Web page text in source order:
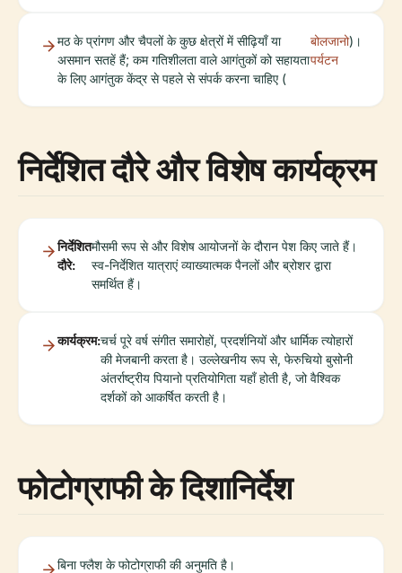
मठ के प्रांगण और चैपलों के कुछ क्षेत्रों में सीढ़ियाँ या
असमान सतहें हैं; कम गतिशीलता वाले आगंतुकों को सहायता
के लिए आगंतुक केंद्र से पहले से संपर्क करना चाहिए (
बोलजानो
पर्यटन
)।
निर्देशित दौरे और विशेष कार्यक्रम
निर्देशित
दौरे:
मौसमी रूप से और विशेष आयोजनों के दौरान पेश किए जाते हैं।
स्व-निर्देशित यात्राएं व्याख्यात्मक पैनलों और ब्रोशर द्वारा
समर्थित हैं।
कार्यक्रम:चर्च पूरे वर्ष संगीत समारोहों, प्रदर्शनियों और धार्मिक त्योहारों
की मेजबानी करता है। उल्लेखनीय रूप से, फेरुचियो बुसोनी
अंतर्राष्ट्रीय पियानो प्रतियोगिता यहाँ होती है, जो वैश्विक
दर्शकों को आकर्षित करती है।
फोटोग्राफी के दिशानिर्देश
बिना फ्लैश के फोटोग्राफी की अनुमति है।